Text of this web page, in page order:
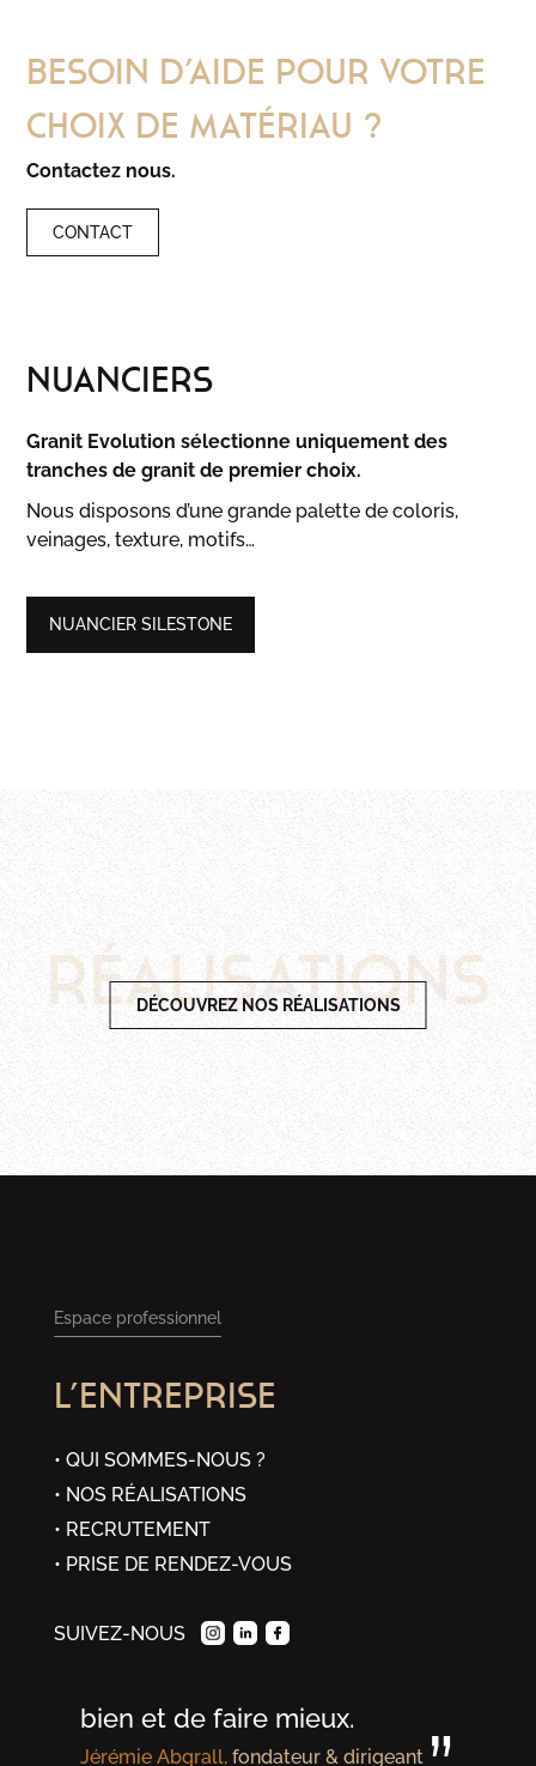
Espace professionnel
L’ENTREPRISE
QUI SOMMES-NOUS ?
NOS RÉALISATIONS
RECRUTEMENT
PRISE DE RENDEZ-VOUS
SUIVEZ-NOUS
Besoin d’aide pour votre
choix de matériau ?
Contactez nous.
CONTACT
NUANCIERS
Granit Evolution sélectionne uniquement des
tranches de granit de premier choix.
Nous disposons d’une grande palette de coloris,
veinages, texture, motifs…
NUANCIER SILESTONE
Réalisations
DÉCOUVREZ NOS RÉALISATIONS
“
Chez Granit Evolution, chaque
réalisation vise à sublimer la
beauté originelle, avec la
bien et de faire mieux.
Jérémie Abgrall, fondateur & dirigeant